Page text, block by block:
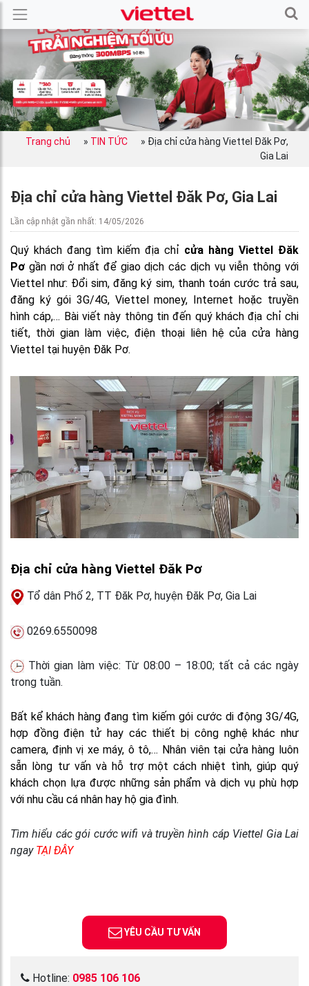
Trang chủ » TIN TỨC » Địa chỉ cửa hàng Viettel Đăk Pơ,
Gia Lai
Địa chỉ cửa hàng Viettel Đăk Pơ, Gia Lai
Lần cập nhật gần nhất: 14/05/2026
Quý khách đang tìm kiếm địa chỉ cửa hàng Viettel Đăk
Pơ gần nơi ở nhất để giao dịch các dịch vụ viễn thông với
Viettel như: Đổi sim, đăng ký sim, thanh toán cước trả sau,
đăng ký gói 3G/4G, Viettel money, Internet hoặc truyền
hình cáp,… Bài viết này thông tin đến quý khách địa chỉ chi
tiết, thời gian làm việc, điện thoại liên hệ của cửa hàng
Viettel tại huyện Đăk Pơ.
Địa chỉ cửa hàng Viettel Đăk Pơ
Tổ dân Phố 2, TT Đăk Pơ, huyện Đăk Pơ, Gia Lai
0269.6550098
Thời gian làm việc: Từ 08:00 – 18:00; tất cả các ngày
trong tuần.
Bất kể khách hàng đang tìm kiếm gói cước di động 3G/4G,
hợp đồng điện tử hay các thiết bị công nghệ khác như
camera, định vị xe máy, ô tô,… Nhân viên tại cửa hàng luôn
sẵn lòng tư vấn và hỗ trợ một cách nhiệt tình, giúp quý
khách chọn lựa được những sản phẩm và dịch vụ phù hợp
với nhu cầu cá nhân hay hộ gia đình.
Tìm hiểu các gói cước wifi và truyền hình cáp Viettel Gia Lai
ngay TẠI ĐÂY
YÊU CẦU TƯ VẤN
Hotline: 0985 106 106